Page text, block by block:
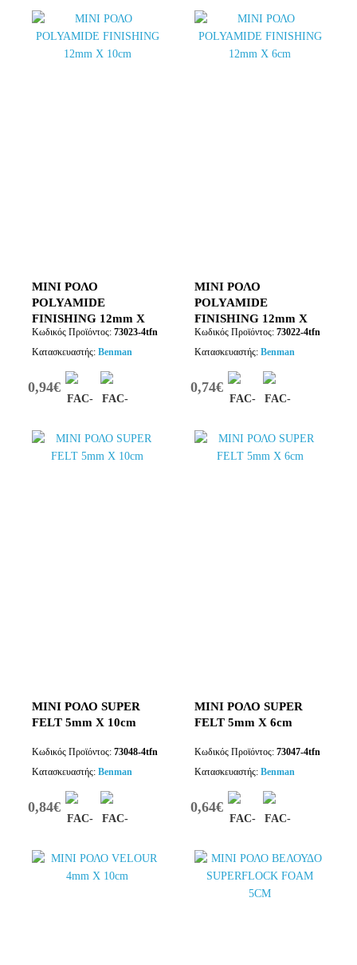
ΜΙΝΙ ΡΟΛΟ
POLYAMIDE
FINISHING 12mm Χ
10cm
Κωδικός Προϊόντος: 73023-4tfn
Κατασκευαστής: Benman
0,94€
ΜΙΝΙ ΡΟΛΟ
POLYAMIDE
FINISHING 12mm Χ
6cm
Κωδικός Προϊόντος: 73022-4tfn
Κατασκευαστής: Benman
0,74€
ΜΙΝΙ ΡΟΛΟ SUPER
FELT 5mm Χ 10cm
Κωδικός Προϊόντος: 73048-4tfn
Κατασκευαστής: Benman
0,84€
ΜΙΝΙ ΡΟΛΟ SUPER
FELT 5mm Χ 6cm
Κωδικός Προϊόντος: 73047-4tfn
Κατασκευαστής: Benman
0,64€